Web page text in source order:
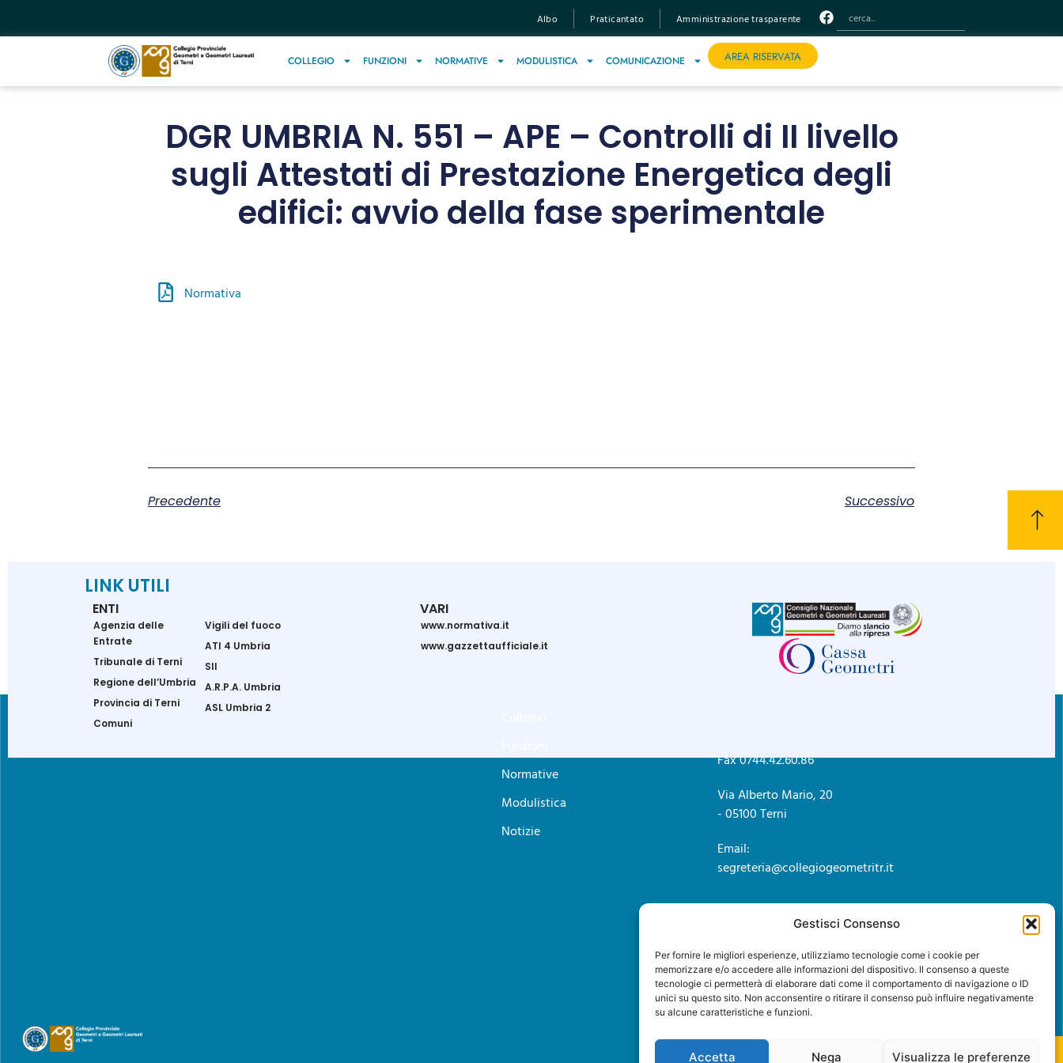
Gestisci Consenso
Per fornire le migliori esperienze, utilizziamo tecnologie come i cookie per
memorizzare e/o accedere alle informazioni del dispositivo. Il consenso a queste
tecnologie ci permetterà di elaborare dati come il comportamento di navigazione o ID
unici su questo sito. Non acconsentire o ritirare il consenso può influire negativamente
su alcune caratteristiche e funzioni.
Accetta Nega Visualizza le preferenze
Albo Praticantato Amministrazione trasparente
COLLEGIO FUNZIONI NORMATIVE MODULISTICA COMUNICAZIONE AREA RISERVATA
DGR UMBRIA N. 551 – APE – Controlli di II livello
sugli Attestati di Prestazione Energetica degli
edifici: avvio della fase sperimentale
Normativa
Precedente Successivo
LINK UTILI
ENTI
Agenzia delle
Entrate
Tribunale di Terni
Regione dell’Umbria
Provincia di Terni
Comuni
Vigili del fuoco
ATI 4 Umbria
SII
A.R.P.A. Umbria
ASL Umbria 2
VARI
www.normativa.it
www.gazzettaufficiale.it
Normative
Modulistica
Notizie
Fax 0744.42.60.86
Via Alberto Mario, 20
- 05100 Terni
Email:
segreteria@collegiogeometritr.it